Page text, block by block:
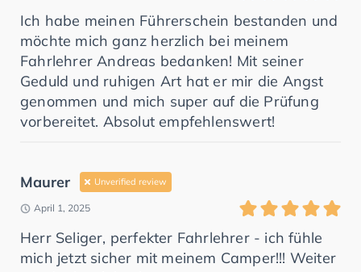
Ich habe meinen Führerschein bestanden und
möchte mich ganz herzlich bei meinem
Fahrlehrer Andreas bedanken! Mit seiner
Geduld und ruhigen Art hat er mir die Angst
genommen und mich super auf die Prüfung
vorbereitet. Absolut empfehlenswert!
Maurer Unverified review
April 1, 2025
Herr Seliger, perfekter Fahrlehrer - ich fühle
mich jetzt sicher mit meinem Camper!!! Weiter